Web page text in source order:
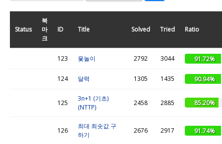
Status
북
마
크
ID Title Solved Tried Ratio
123 윷놀이 2792 3044 91.72%
124 달력 1305 1435 90.94%
125
3n+1 (기초)
(NTTP)
2458 2885 85.20%
126
최대 최솟값 구
하기
2676 2917 91.74%